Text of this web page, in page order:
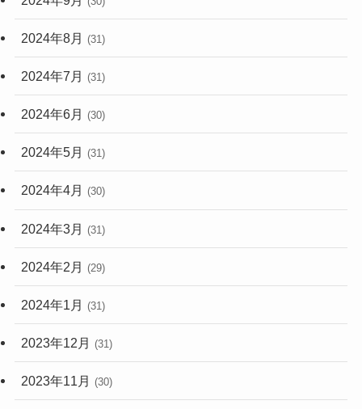
2024年8月 (31)
2024年7月 (31)
2024年6月 (30)
2024年5月 (31)
2024年4月 (30)
2024年3月 (31)
2024年2月 (29)
2024年1月 (31)
2023年12月 (31)
2023年11月 (30)